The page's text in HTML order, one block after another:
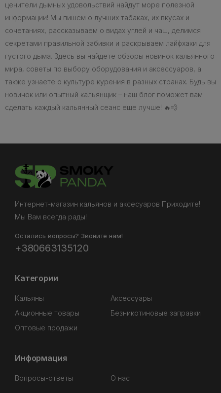
ценители дымных удовольствий найдут море полезной
информации! Мы пишем о лучших табаках, их вкусах и
сочетаниях, рассказываем о видах углей и чаш, делимся
секретами правильной забивки и раскрываем лайфхаки для
густого дыма. Здесь вы найдете обзоры новинок кальянного
мира, советы по выбору оборудования и аксессуаров, а
также узнаете о культуре курения в разных странах. Будь вы
новичок или опытный кальянщик – наш блог поможет вам
сделать каждый кальянный сеанс еще лучше! 🔥💨
Интернет-магазин кальянов и аксесуаров Приходите!
Мы Вам всегда рады!
Остались вопросы? Звоните нам!
+380663135120
Категории
Кальяны
Аксессуары
Акционные товары
Безникотиновые заправки
Оптовые продажи
Информация
Вопросы-ответы О нас